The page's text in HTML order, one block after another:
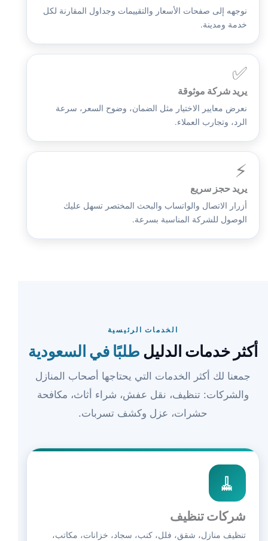
نوجهه إلى صفحات الأسعار والتقييمات وجداول المقارنة لكل
خدمة ومدينة.
✅
يريد شركة موثوقة
نعرض معايير الاختيار مثل الضمان، وضوح السعر، سرعة
الرد، وتجارب العملاء.
⚡
يريد حجز سريع
أزرار الاتصال والواتساب والبحث المختصر تسهل عليك
الوصول للشركة المناسبة بسرعة.
الخدمات الرئيسية
أكثر خدمات الدليل طلبًا في السعودية
جمعنا لك أكثر الخدمات التي يحتاجها أصحاب المنازل
والشركات: تنظيف، نقل عفش، شراء أثاث، مكافحة
حشرات، عزل وكشف تسربات.
🧹
شركات تنظيف
تنظيف منازل، شقق، فلل، كنب، سجاد، خزانات، مكاتب،